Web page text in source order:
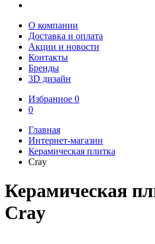
О компании
Доставка и оплата
Акции и новости
Контакты
Бренды
3D дизайн
Избранное 0
0
Главная
Интернет-магазин
Керамическая плитка
Cray
Керамическая
Cray